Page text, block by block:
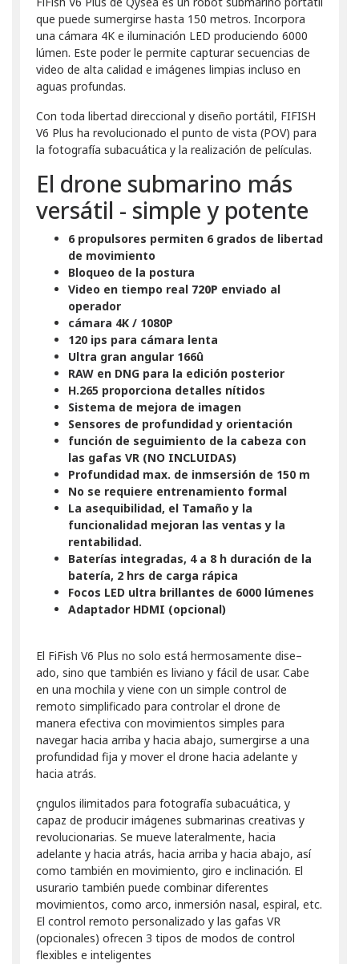
que puede sumergirse hasta 150 metros. Incorpora
una cámara 4K e iluminación LED produciendo 6000
lúmen. Este poder le permite capturar secuencias de
video de alta calidad e imágenes limpias incluso en
aguas profundas.
Con toda libertad direccional y diseño portátil, FIFISH
V6 Plus ha revolucionado el punto de vista (POV) para
la fotografía subacuática y la realización de películas.
El drone submarino más
versátil - simple y potente
6 propulsores permiten 6 grados de libertad
de movimiento
Bloqueo de la postura
Video en tiempo real 720P enviado al
operador
cámara 4K / 1080P
120 ips para cámara lenta
Ultra gran angular 166û
RAW en DNG para la edición posterior
H.265 proporciona detalles nítidos
Sistema de mejora de imagen
Sensores de profundidad y orientación
función de seguimiento de la cabeza con
las gafas VR (NO INCLUIDAS)
Profundidad max. de inmsersión de 150 m
No se requiere entrenamiento formal
La asequibilidad, el Tamaño y la
funcionalidad mejoran las ventas y la
rentabilidad.
Baterías integradas, 4 a 8 h duración de la
batería, 2 hrs de carga rápica
Focos LED ultra brillantes de 6000 lúmenes
Adaptador HDMI (opcional)
El FiFish V6 Plus no solo está hermosamente dise–
ado, sino que también es liviano y fácil de usar. Cabe
en una mochila y viene con un simple control de
remoto simplificado para controlar el drone de
manera efectiva con movimientos simples para
navegar hacia arriba y hacia abajo, sumergirse a una
profundidad fija y mover el drone hacia adelante y
hacia atrás.
çngulos ilimitados para fotografía subacuática, y
capaz de producir imágenes submarinas creativas y
revolucionarias. Se mueve lateralmente, hacia
adelante y hacia atrás, hacia arriba y hacia abajo, así
como también en movimiento, giro e inclinación. El
usurario también puede combinar diferentes
movimientos, como arco, inmersión nasal, espiral, etc.
El control remoto personalizado y las gafas VR
(opcionales) ofrecen 3 tipos de modos de control
flexibles e inteligentes